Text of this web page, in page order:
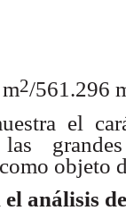
2/561.296
el
las
objeto
análisis